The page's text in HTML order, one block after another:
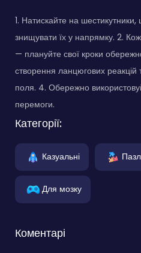
1. Натискайте на
знищувати їх у напрямку. 2.
— плануйте свої кроки
створення ланцюгових
поля. 4. Обережно
перемоги.
Категорії:
Казуальні
Для мозку
Коментарі